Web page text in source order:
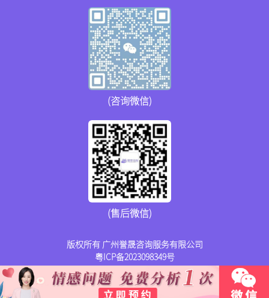
(咨询微信)
(售后微信)
版权所有 广州誉晟咨询服务有限公司
粤ICP备2023098349号